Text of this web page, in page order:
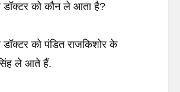
को कौन ले आता है?
को पंडित राजकिशोर के
ले आते हैं.